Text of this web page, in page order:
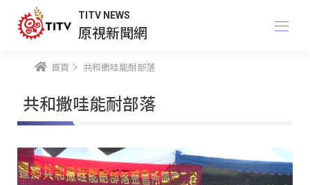
TITV NEWS
原視新聞網
首頁 共和撒哇能耐部落
共和撒哇能耐部落